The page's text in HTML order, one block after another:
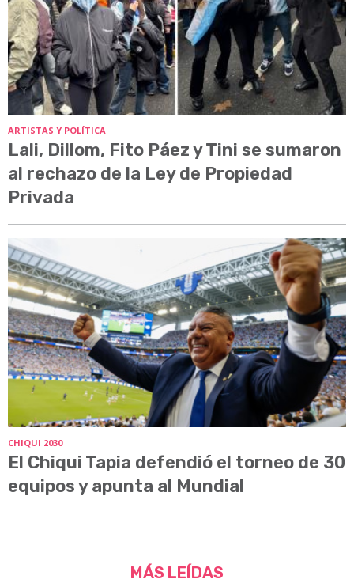
ARTISTAS Y POLÍTICA
Lali, Dillom, Fito Páez y Tini se sumaron
al rechazo de la Ley de Propiedad
Privada
CHIQUI 2030
El Chiqui Tapia defendió el torneo de 30
equipos y apunta al Mundial
MÁS LEÍDAS